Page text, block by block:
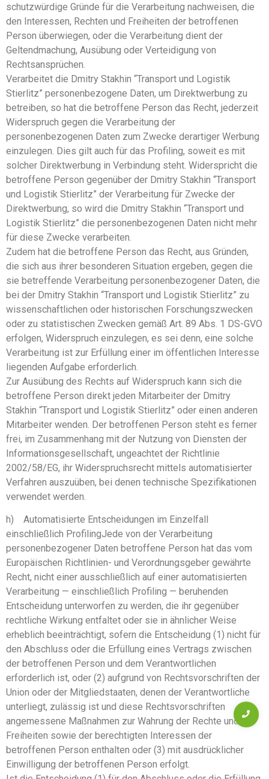
schutzwürdige Gründe für die Verarbeitung nachweisen, die
den Interessen, Rechten und Freiheiten der betroffenen
Person überwiegen, oder die Verarbeitung dient der
Geltendmachung, Ausübung oder Verteidigung von
Rechtsansprüchen.
Verarbeitet die Dmitry Stakhin “Transport und Logistik
Stierlitz” personenbezogene Daten, um Direktwerbung zu
betreiben, so hat die betroffene Person das Recht, jederzeit
Widerspruch gegen die Verarbeitung der
personenbezogenen Daten zum Zwecke derartiger Werbung
einzulegen. Dies gilt auch für das Profiling, soweit es mit
solcher Direktwerbung in Verbindung steht. Widerspricht die
betroffene Person gegenüber der Dmitry Stakhin “Transport
und Logistik Stierlitz” der Verarbeitung für Zwecke der
Direktwerbung, so wird die Dmitry Stakhin “Transport und
Logistik Stierlitz” die personenbezogenen Daten nicht mehr
für diese Zwecke verarbeiten.
Zudem hat die betroffene Person das Recht, aus Gründen,
die sich aus ihrer besonderen Situation ergeben, gegen die
sie betreffende Verarbeitung personenbezogener Daten, die
bei der Dmitry Stakhin “Transport und Logistik Stierlitz” zu
wissenschaftlichen oder historischen Forschungszwecken
oder zu statistischen Zwecken gemäß Art. 89 Abs. 1 DS-GVO
erfolgen, Widerspruch einzulegen, es sei denn, eine solche
Verarbeitung ist zur Erfüllung einer im öffentlichen Interesse
liegenden Aufgabe erforderlich.
Zur Ausübung des Rechts auf Widerspruch kann sich die
betroffene Person direkt jeden Mitarbeiter der Dmitry
Stakhin “Transport und Logistik Stierlitz” oder einen anderen
Mitarbeiter wenden. Der betroffenen Person steht es ferner
frei, im Zusammenhang mit der Nutzung von Diensten der
Informationsgesellschaft, ungeachtet der Richtlinie
2002/58/EG, ihr Widerspruchsrecht mittels automatisierter
Verfahren auszuüben, bei denen technische Spezifikationen
verwendet werden.
h) Automatisierte Entscheidungen im Einzelfall
einschließlich ProfilingJede von der Verarbeitung
personenbezogener Daten betroffene Person hat das vom
Europäischen Richtlinien- und Verordnungsgeber gewährte
Recht, nicht einer ausschließlich auf einer automatisierten
Verarbeitung — einschließlich Profiling — beruhenden
Entscheidung unterworfen zu werden, die ihr gegenüber
rechtliche Wirkung entfaltet oder sie in ähnlicher Weise
erheblich beeinträchtigt, sofern die Entscheidung (1) nicht für
den Abschluss oder die Erfüllung eines Vertrags zwischen
der betroffenen Person und dem Verantwortlichen
erforderlich ist, oder (2) aufgrund von Rechtsvorschriften der
Union oder der Mitgliedstaaten, denen der Verantwortliche
unterliegt, zulässig ist und diese Rechtsvorschriften
angemessene Maßnahmen zur Wahrung der Rechte und
Freiheiten sowie der berechtigten Interessen der
betroffenen Person enthalten oder (3) mit ausdrücklicher
Einwilligung der betroffenen Person erfolgt.